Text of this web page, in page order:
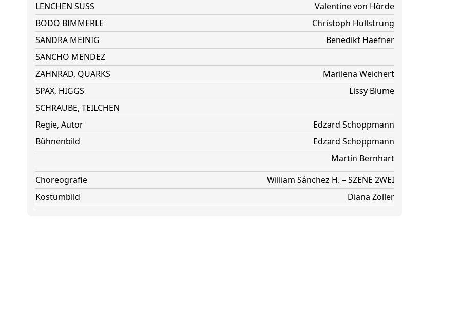
LENCHEN SÜSS
Valentine von Hörde
BODO BIMMERLE
Christoph Hüllstrung
SANDRA MEINIG
Benedikt Haefner
SANCHO MENDEZ
ZAHNRAD, QUARKS
Marilena Weichert
SPAX, HIGGS
Lissy Blume
SCHRAUBE, TEILCHEN
Regie, Autor
Edzard Schoppmann
Bühnenbild
Edzard Schoppmann
Martin Bernhart
Choreografie
William Sánchez H. – SZENE 2WEI
Kostümbild
Diana Zöller